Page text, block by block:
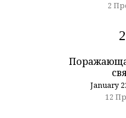
2
January
12